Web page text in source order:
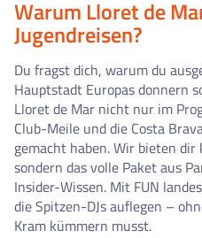
Warum Lloret de
Jugendreisen?
Du fragst dich, warum du
Hauptstadt Europas donnern
Lloret de Mar nicht nur im
Club-Meile und die Costa
gemacht haben. Wir bieten
sondern das volle Paket aus
Insider-Wissen. Mit FUN
die Spitzen-DJs auflegen –
Kram kümmern musst.